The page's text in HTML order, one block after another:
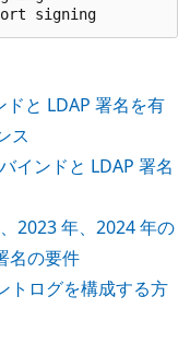
と LDAP 署名を有
ス
インドと LDAP 署名
2023 年、2024 年の
名の要件
トログを構成する方